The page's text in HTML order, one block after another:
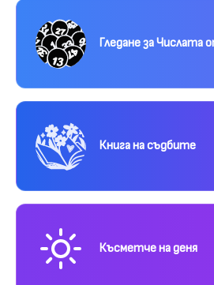
Гледане за Числата
Книга на съдбите
Късметче на деня